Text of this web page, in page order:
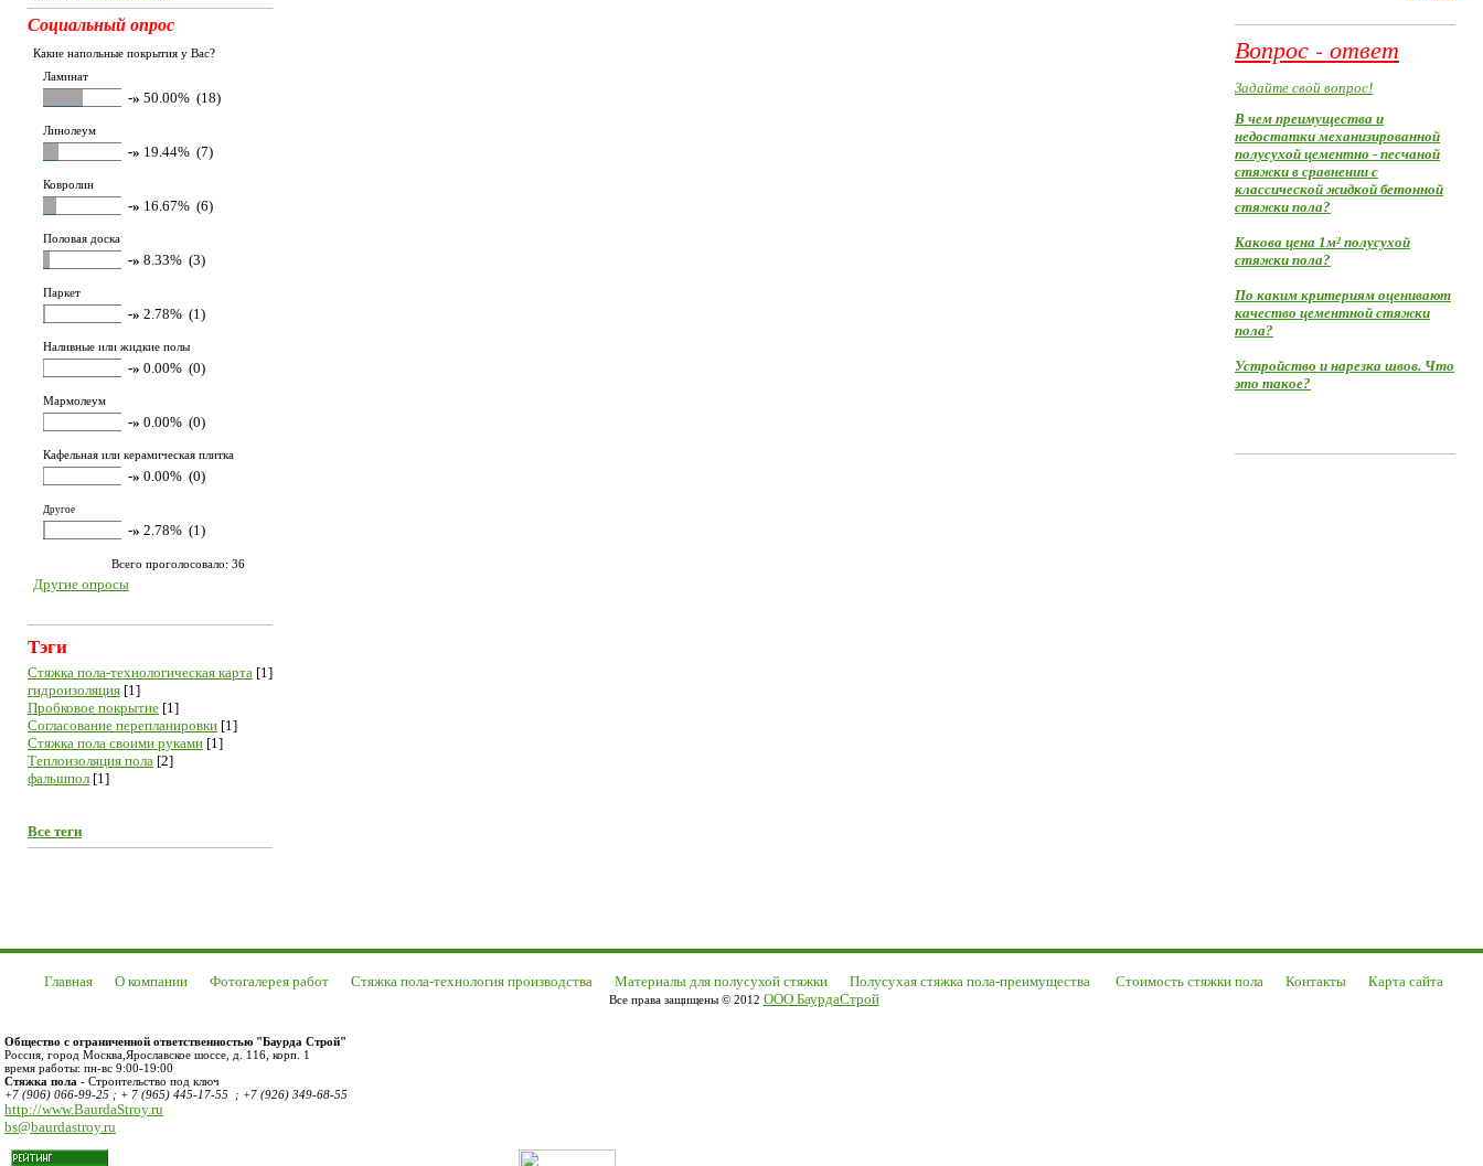
Социальный опрос
Какие напольные покрытия у Вас?
Ламинат
-» 50.00% (18)
Линолеум
-» 19.44% (7)
Ковролин
-» 16.67% (6)
Половая доска
-» 8.33% (3)
Паркет
-» 2.78% (1)
Наливные или жидкие полы
-» 0.00% (0)
Мармолеум
-» 0.00% (0)
Кафельная или керамическая плитка
-» 0.00% (0)
Другое
-» 2.78% (1)
Всего проголосовало: 36
Другие опросы
Тэги
Cтяжка пола-технологическая карта [1]
гидроизоляция [1]
Пробковое покрытие [1]
Согласование перепланировки [1]
Стяжка пола своими руками [1]
Теплоизоляция пола [2]
фальшпол [1]
Все теги
Вопрос - ответ
Задайте свой вопрос!
В чем преимущества и
недостатки механизированной
полусухой цементно - песчаной
стяжки в сравнении с
классической жидкой бетонной
стяжки пола?
Какова цена 1м² полусухой
стяжки пола?
По каким критериям оценивают
качество цементной стяжки
пола?
Устройство и нарезка швов. Что
это такое?
Главная О компании Фотогалерея работ Стяжка пола-технология производства Материалы для полусухой стяжки Полусухая стяжка пола-преимущества Стоимость стяжки пола Контакты Карта сайта
Все права защищены © 2012 ООО БаурдаСтрой
Общество с ограниченной ответственностью "Баурда Строй"
Россия город Москва Ярославское шоссе, д. 116, корп. 1
время работы: пн-вс 9:00-19:00
Стяжка пола - Строительство под ключ
+7 (906) 066-99-25 ; + 7 (965) 445-17-55 ; +7 (926) 349-68-55
http://www.BaurdaStroy.ru
bs@baurdastroy.ru